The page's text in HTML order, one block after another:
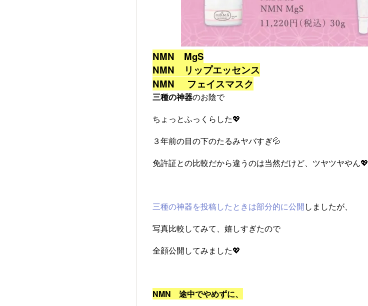
NMN MgS
NMN リップエッセンス
NMN フェイスマスク
三種の神器のお陰で
ちょっとふっくらした💖
３年前の目の下のたるみヤバすぎ💦
免許証との比較だから違うのは当然だけど、ツヤツヤやん💖
三種の神器を投稿したときは部分的に公開しましたが、
写真比較してみて、嬉しすぎたので
全顔公開してみました💖
NMN
途中でやめずに、